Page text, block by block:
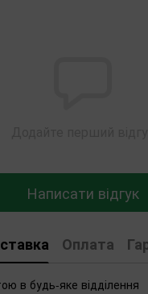
Написати відгук
Оплата
в будь-яке відділення